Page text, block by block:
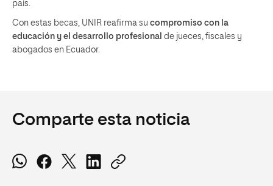
país.
Con estas becas, UNIR reafirma su compromiso con la
educación y el desarrollo profesional de jueces, fiscales y
abogados en Ecuador.
Comparte esta noticia